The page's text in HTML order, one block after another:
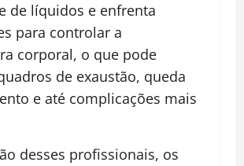
de líquidos e enfrenta
para controlar a
corporal, o que pode
de exaustão, queda
e até complicações mais
desses profissionais, os